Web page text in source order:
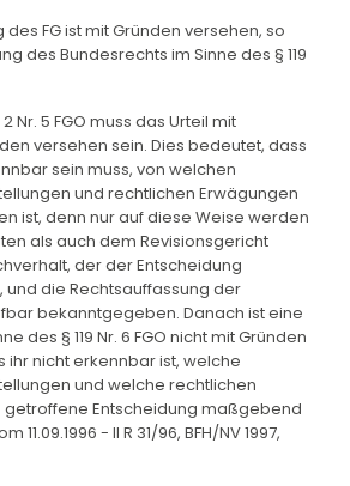
FG ist mit Gründen versehen, so
des Bundesrechts im Sinne des § 119
Nr. 5 FGO muss das Urteil mit
versehen sein. Dies bedeutet, dass
sein muss, von welchen
und rechtlichen Erwägungen
ist, denn nur auf diese Weise werden
als auch dem Revisionsgericht
der der Entscheidung
und die Rechtsauffassung der
bekanntgegeben. Danach ist eine
des § 119 Nr. 6 FGO nicht mit Gründen
ihr nicht erkennbar ist, welche
und welche rechtlichen
getroffene Entscheidung maßgebend
11.09.1996 - II R 31/96, BFH/NV 1997,